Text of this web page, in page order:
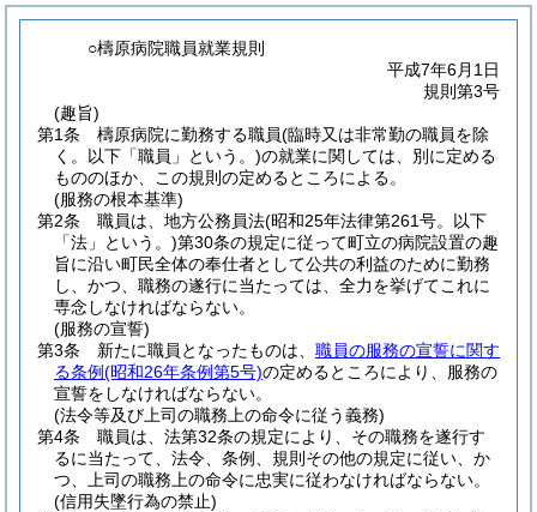
○檮原病院職員就業規則
平成7年6月1日
規則第3号
(趣旨)
第1条
檮原病院に勤務する職員(臨時又は非常勤の職員を除
く。以下「職員」という。)の就業に関しては、別に定める
もののほか、この規則の定めるところによる。
(服務の根本基準)
第2条
職員は、地方公務員法(昭和25年法律第261号。以下
「法」という。)第30条の規定に従って町立の病院設置の趣
旨に沿い町民全体の奉仕者として公共の利益のために勤務
し、かつ、職務の遂行に当たっては、全力を挙げてこれに
専念しなければならない。
(服務の宣誓)
第3条
新たに職員となったものは、 職員の服務の宣誓に関す
る条例(昭和26年条例第5号)の定めるところにより、服務の
宣誓をしなければならない。
(法令等及び上司の職務上の命令に従う義務)
第4条
職員は、法第32条の規定により、その職務を遂行す
るに当たって、法令、条例、規則その他の規定に従い、か
つ、上司の職務上の命令に忠実に従わなければならない。
(信用失墜行為の禁止)